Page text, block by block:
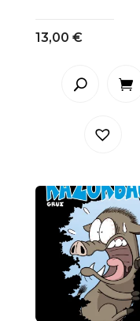
13,00 €